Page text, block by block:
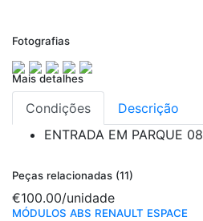
Fotografias
Mais detalhes
Condições
Descrição
ENTRADA EM PARQUE
Peças relacionadas (11)
€100.00/unidade
MÓDULOS ABS RENAULT ESPACE